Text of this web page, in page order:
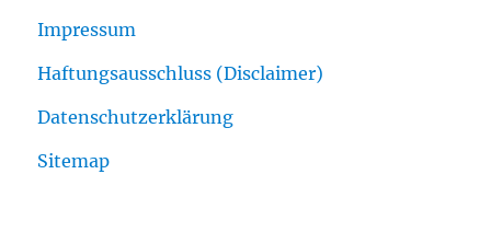
Impressum
Haftungsausschluss (Disclaimer)
Datenschutzerklärung
Sitemap